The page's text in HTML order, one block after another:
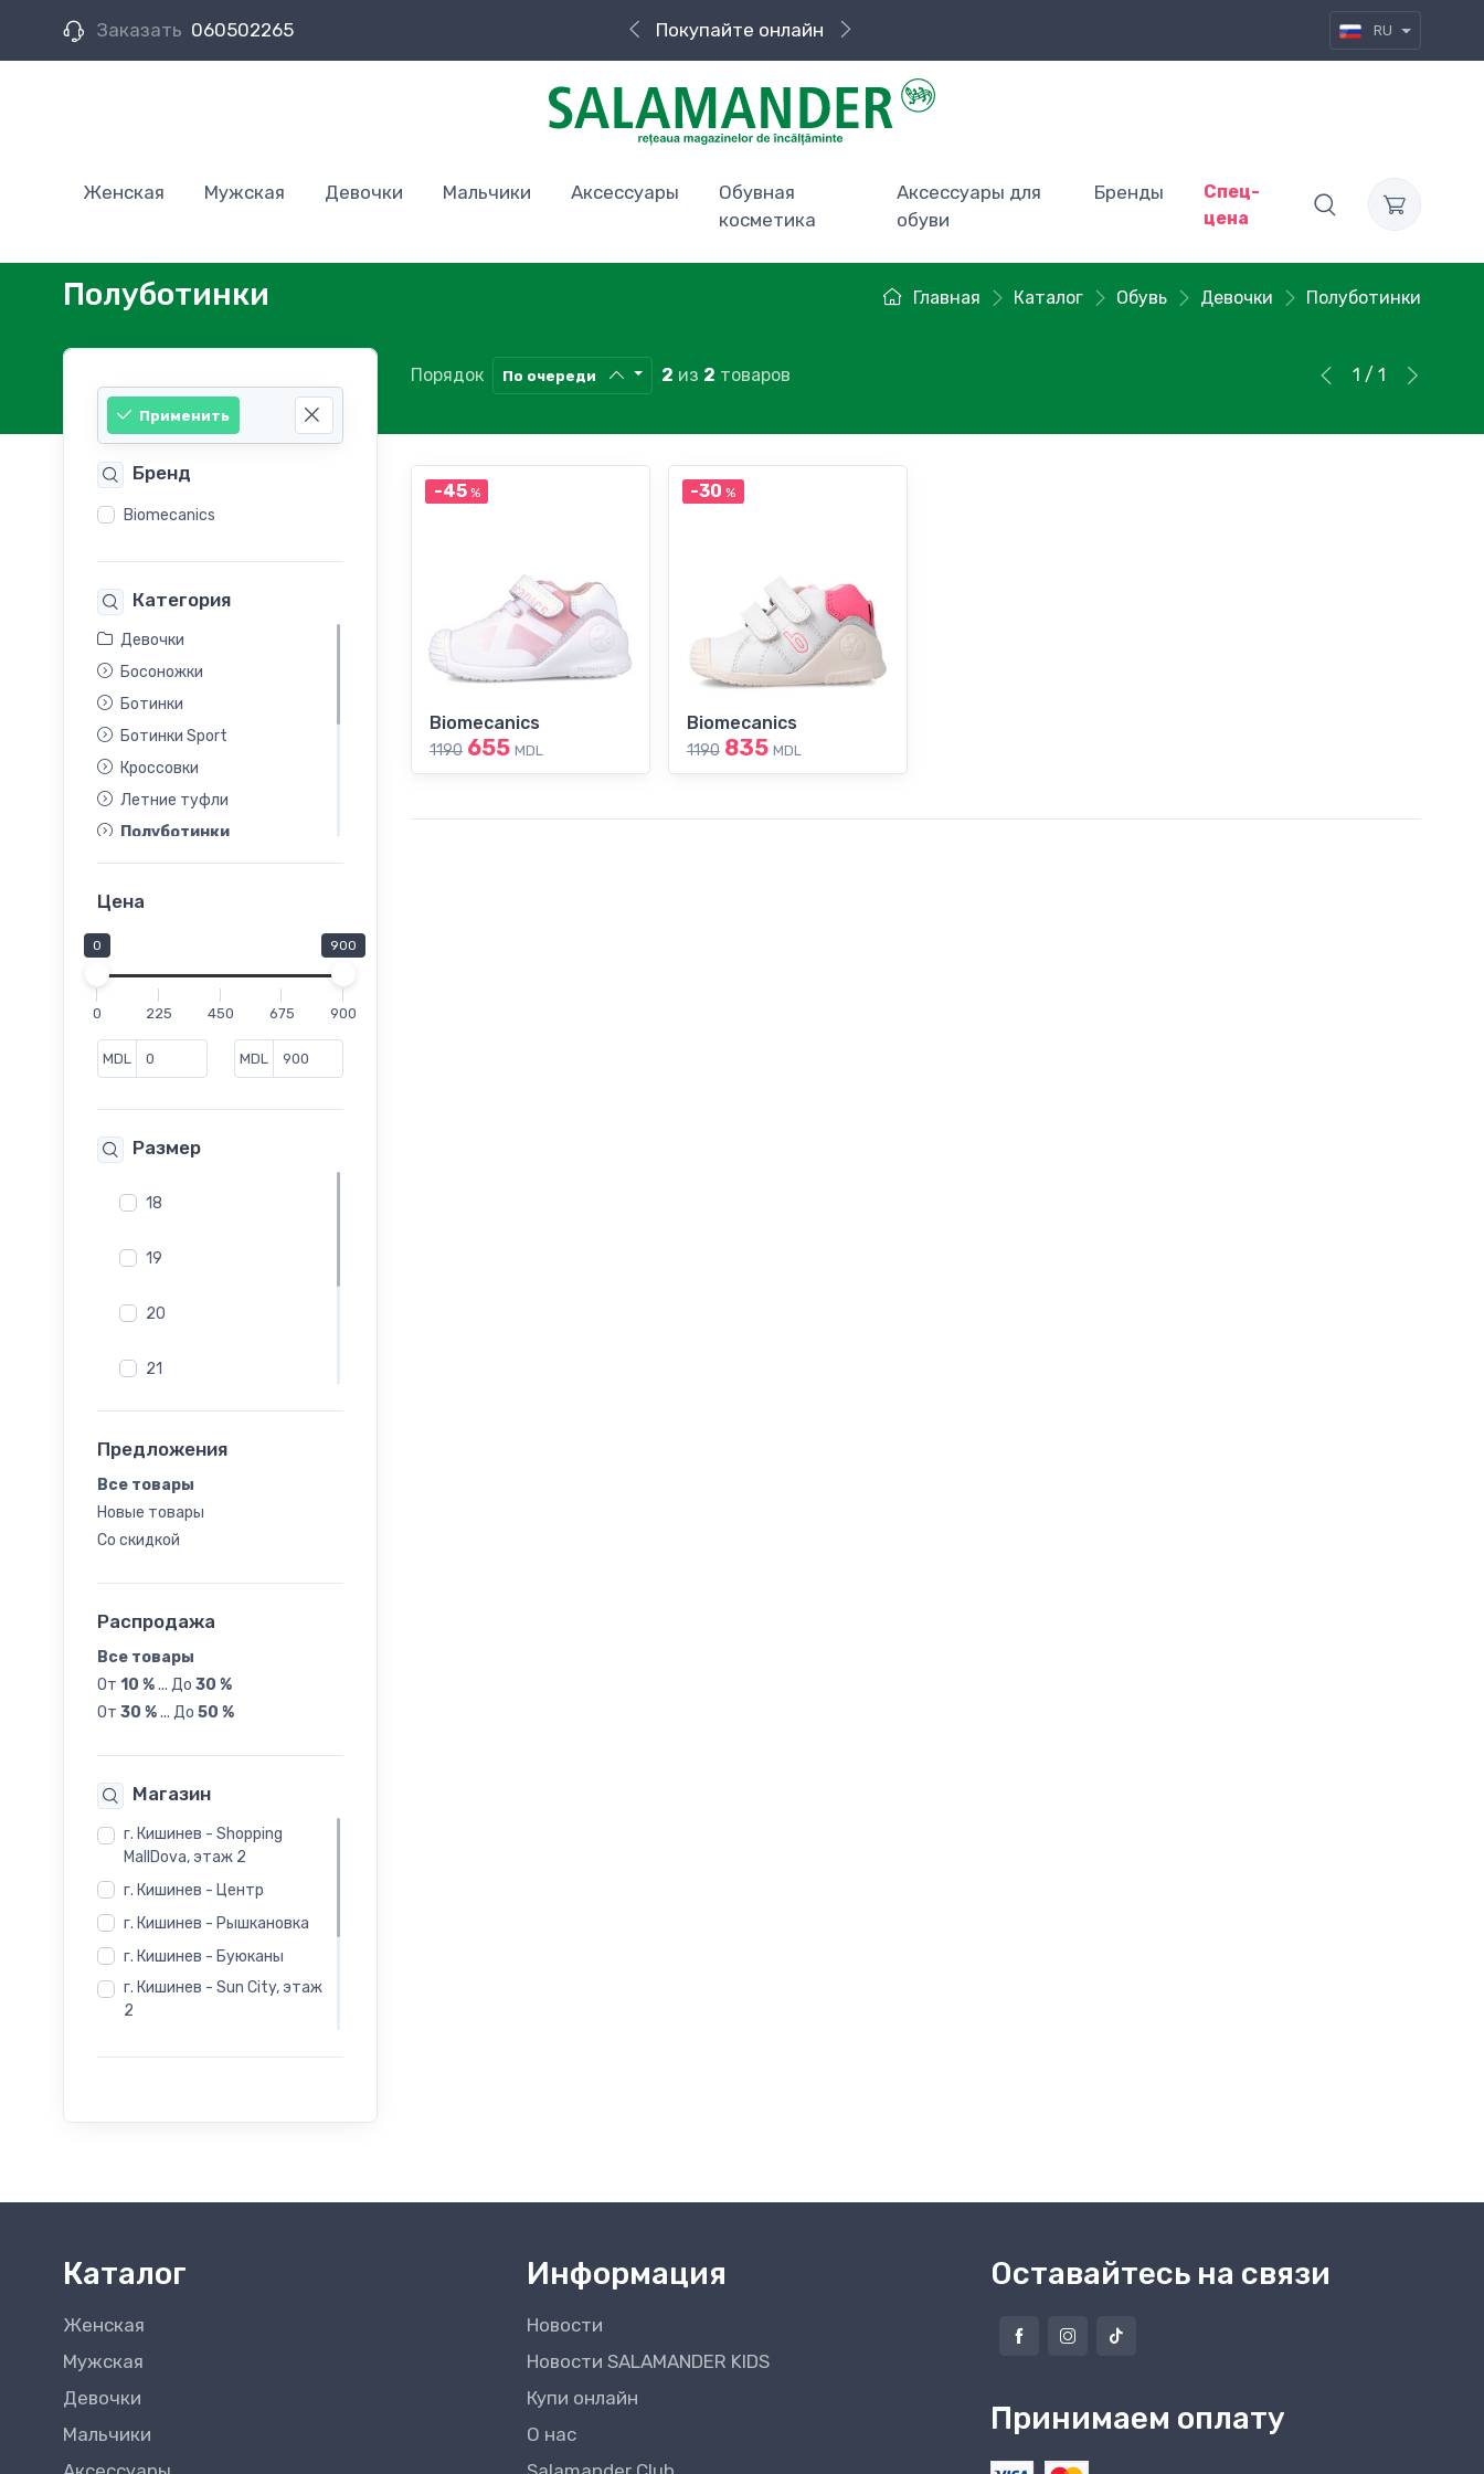
Заказать 060502265 Покупайте онлайн
Быстрая доставка RU
Женская Мужская Девочки Мальчики Аксессуары
Обувная
косметика
Аксессуары для
обуви
Бренды
Спец-
цена
Главная Каталог Обувь Девочки Полуботинки
Полуботинки
Применить
Бренд
Biomecanics
Категория
Девочки
Босоножки
Ботинки
Ботинки Sport
Кроссовки
Летние туфли
Полуботинки
Полусапоги
Сапоги
Туфли
Челси
Шлепанцы
Цена
0 900
0 225 450 675 900
MDL MDL
Размер
18
19
20
21
23
24
Предложения
Все товары
Новые товары
Со скидкой
Распродажа
Все товары
От 10 %... До 30 %
От 30 %... До 50 %
Магазин
г. Кишинев - Shopping
MallDova, этаж 2
г. Кишинев - Центр
г. Кишинев - Рышкановка
г. Кишинев - Буюканы
г. Кишинев - Sun City, этаж
2
Evimall, Н. Йорга 5
Порядок По очереди 2 из 2 товаров 1 / 1
-45%
Biomecanics
1190 655 MDL
-30 %
Biomecanics
1190 835 MDL
Каталог
Женская
Мужская
Девочки
Мальчики
Информация
Новости
Новости SALAMANDER KIDS
Купи онлайн
О нас
Оставайтесь на связи
Принимаем оплату